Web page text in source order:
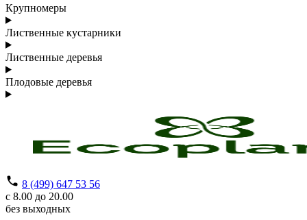
Крупномеры
Лиственные кустарники
Лиственные деревья
Плодовые деревья
8 (499) 647 53 56
с 8.00 до 20.00
без выходных